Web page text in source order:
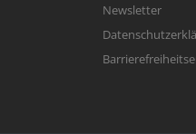
Newsletter